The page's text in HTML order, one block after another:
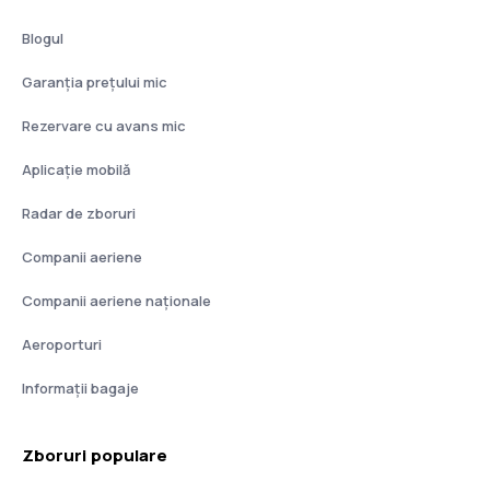
Blogul
Garanția prețului mic
Rezervare cu avans mic
Aplicație mobilă
Radar de zboruri
Companii aeriene
Companii aeriene naţionale
Aeroporturi
Informații bagaje
Zboruri populare